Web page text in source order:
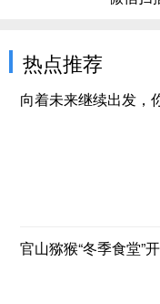
热点推荐
向着未来继续出发，
官山猕猴“冬季食堂”